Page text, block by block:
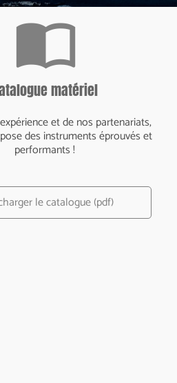
import_contacts
matériel
et de nos partenariats,
des instruments éprouvés et
performants !
le catalogue (pdf)